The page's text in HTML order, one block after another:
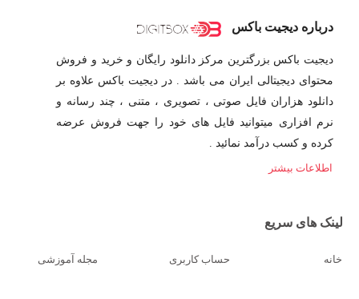
درباره دیجیت باکس
دیجیت باکس بزرگترین مرکز دانلود رایگان و خرید و فروش
محتوای دیجیتالی ایران می باشد . در دیجیت باکس علاوه بر
دانلود هزاران فایل صوتی ، تصویری ، متنی ، چند رسانه و
نرم افزاری میتوانید فایل های خود را جهت فروش عرضه
کرده و کسب درآمد نمائید .
اطلاعات بیشتر
لینک های سریع
خانه حساب کاربری مجله آموزشی